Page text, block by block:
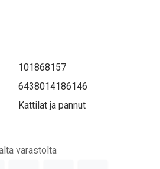
101868157
6438014186146
Kattilat ja pannut
varastolta